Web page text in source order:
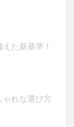
た新基準！
ゃれな選び方